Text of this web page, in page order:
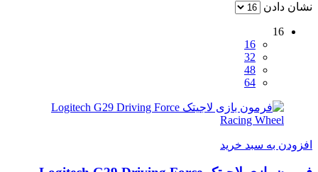
نشان دادن
16
16
32
48
64
افزودن به سبد خرید